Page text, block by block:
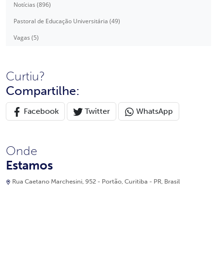
Notícias (896)
Pastoral de Educação Universitária (49)
Vagas (5)
Curtiu?
Compartilhe:
Facebook Twitter WhatsApp
Onde
Estamos
Rua Caetano Marchesini, 952 - Portão, Curitiba - PR, Brasil